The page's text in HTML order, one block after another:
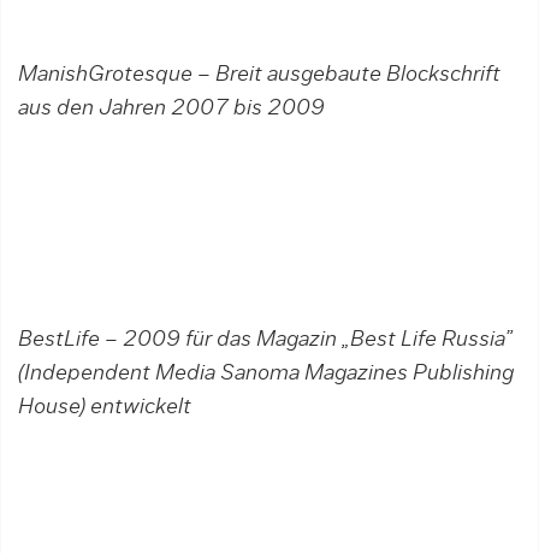
ManishGrotesque – Breit ausgebaute Blockschrift
aus den Jahren 2007 bis 2009
BestLife – 2009 für das Magazin „Best Life Russia”
(Independent Media Sanoma Magazines Publishing
House) entwickelt